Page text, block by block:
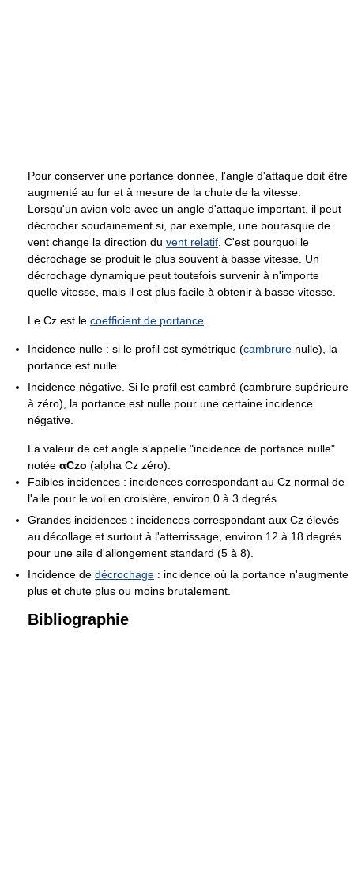
Pour conserver une portance donnée, l'angle d'attaque doit être
augmenté au fur et à mesure de la chute de la vitesse.
Lorsqu'un avion vole avec un angle d'attaque important, il peut
décrocher soudainement si, par exemple, une bourasque de
vent change la direction du vent relatif . C'est pourquoi le
décrochage se produit le plus souvent à basse vitesse. Un
décrochage dynamique peut toutefois survenir à n'importe
quelle vitesse, mais il est plus facile à obtenir à basse vitesse.
Le Cz est le coefficient de portance
Incidence nulle : si le profil est symétrique (cambrure nulle), la
portance est nulle.
Incidence négative. Si le profil est cambré (cambrure supérieure
à zéro), la portance est nulle pour une certaine incidence
négative.
La valeur de cet angle s'appelle "incidence de portance nulle"
notée αCzo (alpha Cz zéro).
Faibles incidences : incidences correspondant au Cz normal de
l'aile pour le vol en croisière, environ 0 à 3 degrés
Grandes incidences : incidences correspondant aux Cz élevés
au décollage et surtout à l'atterrissage, environ 12 à 18 degrés
pour une aile d'allongement standard (5 à 8).
Incidence de décrochage : incidence où la portance n'augmente
plus et chute plus ou moins brutalement.
Bibliographie